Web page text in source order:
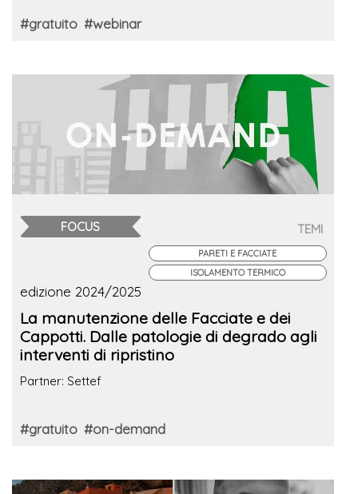
#gratuito #webinar
FOCUS TEMI
PARETI E FACCIATE
ISOLAMENTO TERMICO
edizione 2024/2025
La manutenzione delle Facciate e dei
Cappotti. Dalle patologie di degrado agli
interventi di ripristino
Partner: Settef
#gratuito #on-demand